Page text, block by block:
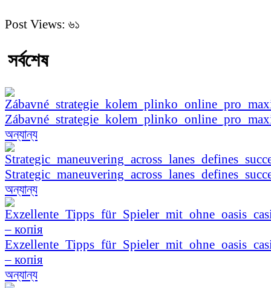
Post Views: ৬১
সর্বশেষ
অন্যান্য
অন্যান্য
– копія
অন্যান্য